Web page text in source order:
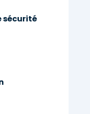
sécurité